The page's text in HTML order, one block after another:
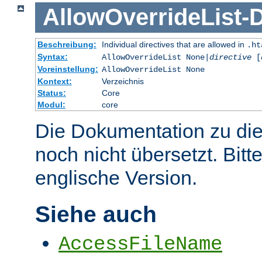
AllowOverrideList-
Beschreibung: Individual directives that are allowed in
Syntax:
AllowOverrideList None| directive[
Voreinstellung: AllowOverrideList None
Kontext:
Verzeichnis
Status:
Core
Modul:
core
Die Dokumentation zu
noch nicht übersetzt.
englische Version.
Siehe auch
AccessFileName